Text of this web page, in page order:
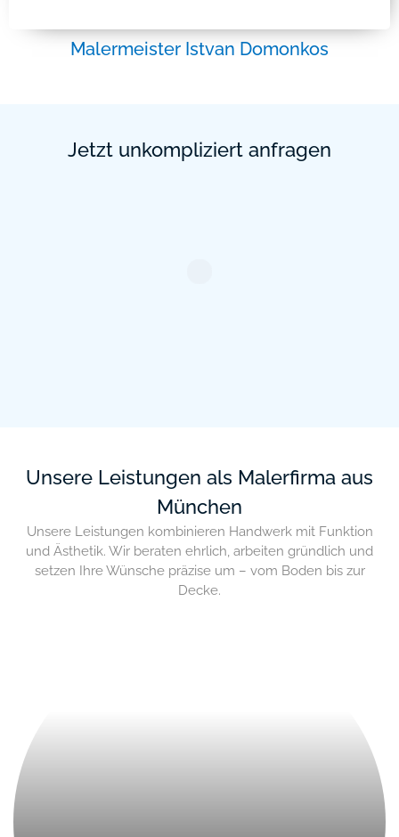
Malermeister Istvan Domonkos
Jetzt unkompliziert anfragen
Unsere Leistungen als Malerfirma aus
München
Unsere Leistungen kombinieren Handwerk mit Funktion
und Ästhetik. Wir beraten ehrlich, arbeiten gründlich und
setzen Ihre Wünsche präzise um – vom Boden bis zur
Decke.